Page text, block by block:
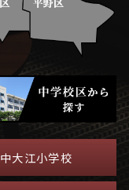
中大江小学校